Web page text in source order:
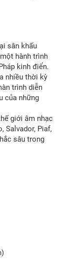
sân khấu
hành trình
kinh điển.
nhiều thời kỳ
trình diễn
của những
giới âm nhạc
Salvador, Piaf,
sâu trong